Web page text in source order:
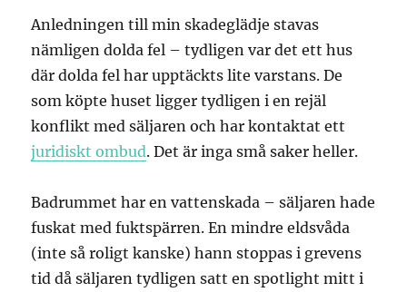
Anledningen till min skadeglädje stavas
nämligen dolda fel – tydligen var det ett hus
där dolda fel har upptäckts lite varstans. De
som köpte huset ligger tydligen i en rejäl
konflikt med säljaren och har kontaktat ett
juridiskt ombud. Det är inga små saker heller.
Badrummet har en vattenskada – säljaren hade
fuskat med fuktspärren. En mindre eldsvåda
(inte så roligt kanske) hann stoppas i grevens
tid då säljaren tydligen satt en spotlight mitt i